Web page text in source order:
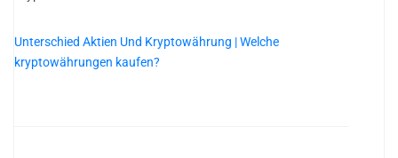
Unterschied Aktien Und Kryptowährung | Welche
kryptowährungen kaufen?